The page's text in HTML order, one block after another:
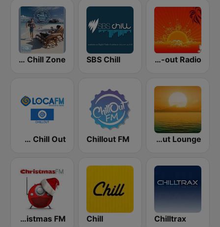
Chill-out Radio
SBS Chill
113FM Chill Zone
Sunset Chillout Lounge
Chillout FM
Loca FM Chill Out
Chilltrax
Chill
Christmas FM